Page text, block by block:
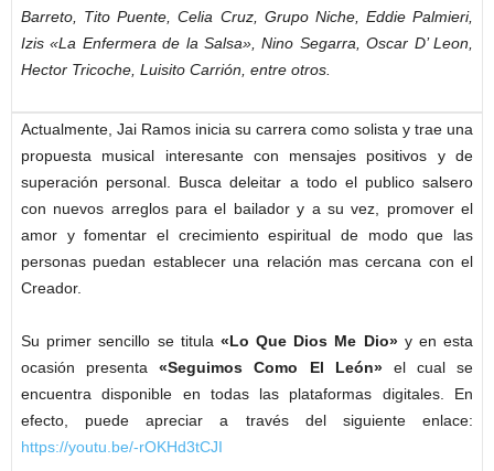
Barreto, Tito Puente, Celia Cruz, Grupo Niche, Eddie Palmieri,
Izis «La Enfermera de la Salsa», Nino Segarra, Oscar D’ Leon,
Hector Tricoche, Luisito Carrión, entre otros.
Actualmente, Jai Ramos inicia su carrera como solista y trae una
propuesta musical interesante con mensajes positivos y de
superación personal. Busca deleitar a todo el publico salsero
con nuevos arreglos para el bailador y a su vez, promover el
amor y fomentar el crecimiento espiritual de modo que las
personas puedan establecer una relación mas cercana con el
Creador.
Su primer sencillo se titula «Lo Que Dios Me Dio»y en esta
ocasión presenta«Seguimos Como El León»el cual se
encuentra disponible en todas las plataformas digitales. En
efecto, puede apreciar a través del siguiente enlace:
https://youtu.be/-rOKHd3tCJI